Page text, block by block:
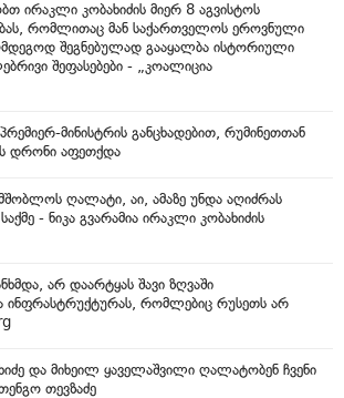
ირაკლი კობახიძის მიერ 8 აგვისტოს
რომლითაც მან საქართველოს ეროვნული
შეგნებულად გააყალბა ისტორიული
შეფასებები - „კოალიცია
მინისტრის განცხადებით, რუმინეთთან
დრონი აფეთქდა
ღალატი, აი, ამაზე უნდა აღიძრას
- ნიკა გვარამია ირაკლი კობახიძის
არ დაარტყას შავი ზღვაში
ინფრასტრუქტურას, რომლებიც რუსეთს არ
და მიხეილ ყაველაშვილი ღალატობენ ჩვენი
თევზაძე